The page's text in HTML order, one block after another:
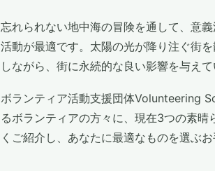
忘れられない地中海の冒険を通して、意
活動が最適です。太陽の光が降り注ぐ街
しながら、街に永続的な良い影響を与え
ボランティア活動支援団体Volunteering
るボランティアの方々に、現在3つの素
くご紹介し、あなたに最適なものを選ぶお